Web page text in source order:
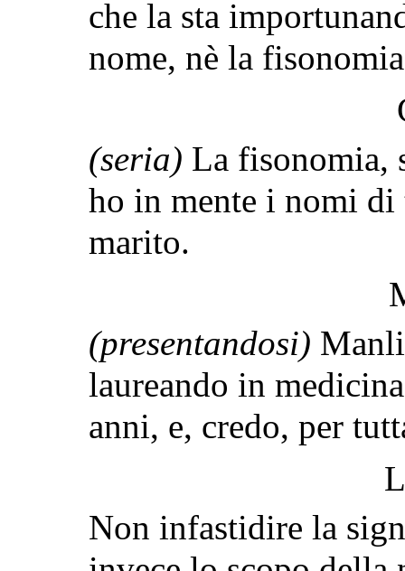
che la sta
nome, nè la
(seria) La fisonomia,
ho in mente i nomi
marito.
(presentandosi)
laureando in
anni, e, credo, per
Non infastidire la